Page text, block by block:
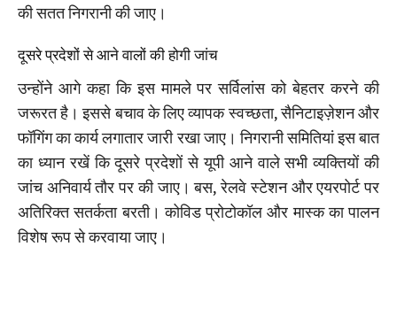
की सतत निगरानी की जाए।
दूसरे प्रदेशों से आने वालों की होगी जांच
उन्होंने आगे कहा कि इस मामले पर सर्विलांस को बेहतर करने की
जरूरत है। इससे बचाव के लिए व्यापक स्वच्छता, सैनिटाइज़ेशन और
फॉगिंग का कार्य लगातार जारी रखा जाए। निगरानी समितियां इस बात
का ध्यान रखें कि दूसरे प्रदेशों से यूपी आने वाले सभी व्यक्तियों की
जांच अनिवार्य तौर पर की जाए। बस, रेलवे स्टेशन और एयरपोर्ट पर
अतिरिक्त सतर्कता बरती। कोविड प्रोटोकॉल और मास्क का पालन
विशेष रूप से करवाया जाए।